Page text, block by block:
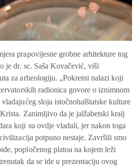
prapovijesne grobne arhitekture tog
je dr. sc. Saša Kovačević, viši
za arheologiju. „Pokretni nalazi koji
radionica govore o iznimnom
sloja istočnohalštatske kulture
Zanimljivo da je jalžabetski kralj
koji su ovdje vladali, jer nakon toga
potpuno nestaje. Završili smo
popločenog platoa na kojem leži
da se ide u prezentaciju ovog